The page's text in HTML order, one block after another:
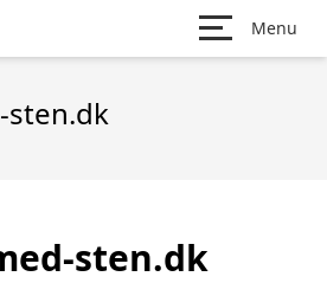
Menu
sten.dk
sten.dk